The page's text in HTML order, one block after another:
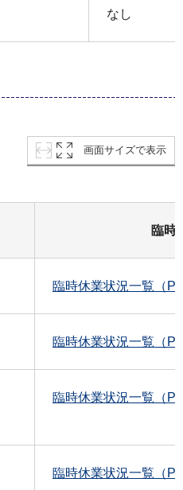
なし
画面サイズで表示
臨時
臨時休業状況一覧（
臨時休業状況一覧（
臨時休業状況一覧（
臨時休業状況一覧（